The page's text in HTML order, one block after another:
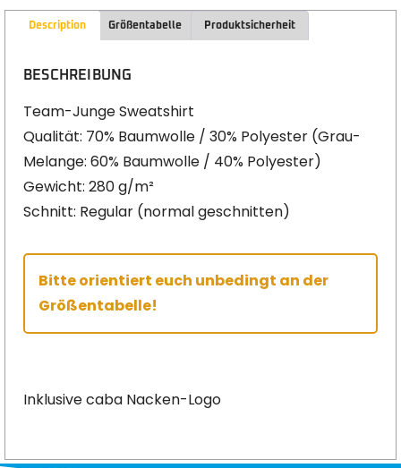
Description Größentabelle Produktsicherheit
BESCHREIBUNG
Team-Junge Sweatshirt
Qualität: 70% Baumwolle / 30% Polyester (Grau-
Melange: 60% Baumwolle / 40% Polyester)
Gewicht: 280 g/m²
Schnitt: Regular (normal geschnitten)
Bitte orientiert euch unbedingt an der
Größentabelle!
Inklusive caba Nacken-Logo